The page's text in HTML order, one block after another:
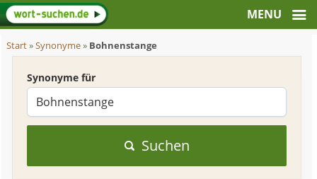
Start»Synonyme» Bohnenstange
Synonyme für
Suchen